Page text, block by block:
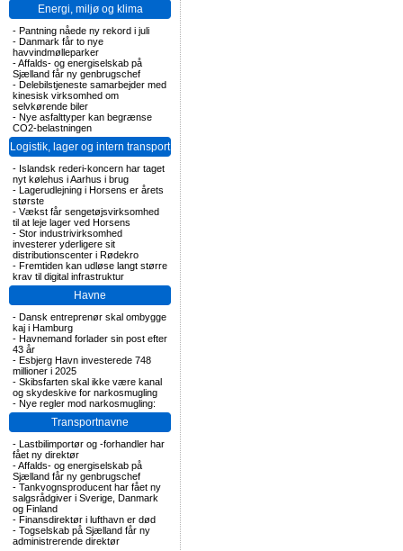
Energi, miljø og klima
- Pantning nåede ny rekord i juli
- Danmark får to nye
havvindmølleparker
-Affalds- og energiselskab på
Sjælland får ny genbrugschef
- Delebilstjeneste samarbejder med
kinesisk virksomhed om
selvkørende biler
- Nye asfalttyper kan begrænse
CO2-belastningen
Logistik, lager og intern transport
- Islandsk rederi-koncern har taget
nyt kølehus i Aarhus i brug
- Lagerudlejning i Horsens er årets
største
- Vækst får sengetøjsvirksomhed
til at leje lager ved Horsens
- Stor industrivirksomhed
investerer yderligere sit
distributionscenter i Rødekro
- Fremtiden kan udløse langt større
krav til digital infrastruktur
Havne
- Dansk entreprenør skal ombygge
kaj i Hamburg
- Havnemand forlader sin post efter
43 år
- Esbjerg Havn investerede 748
millioner i 2025
- Skibsfarten skal ikke være kanal
og skydeskive for narkosmugling
- Nye regler mod narkosmugling:
Transportnavne
- Lastbilimportør og -forhandler har
fået ny direktør
-Affalds- og energiselskab på
Sjælland får ny genbrugschef
- Tankvognsproducent har fået ny
salgsrådgiver i Sverige, Danmark
og Finland
- Finansdirektør i lufthavn er død
- Togselskab på Sjælland får ny
administrerende direktør